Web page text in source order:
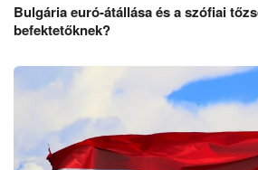
Bulgária euró-átállása és a szófiai
befektetőknek?